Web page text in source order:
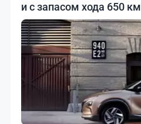
и с запасом хода 650 км